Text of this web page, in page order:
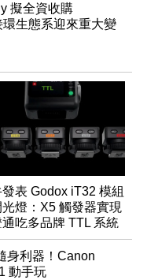
擬全資收購
環生態系迎來重大變
表 Godox iT32 模組
燈：X5 觸發器實現
吃多品牌 TTL 系統
身利器！Canon
動手玩